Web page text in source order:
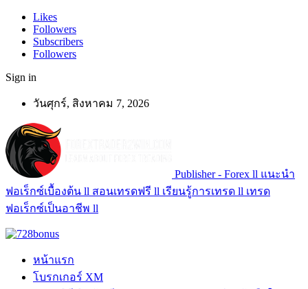
Likes
Followers
Subscribers
Followers
Sign in
วันศุกร์, สิงหาคม 7, 2026
Publisher - Forex ll แนะนำ
ฟอเร็กซ์เบื้องต้น ll สอนเทรดฟรี ll เรียนรู้การเทรด ll เทรด
ฟอเร็กซ์เป็นอาชีพ ll
หน้าแรก
โบรกเกอร์ XM